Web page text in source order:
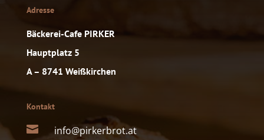
Adresse
Bäckerei-Cafe PIRKER
Hauptplatz 5
A – 8741 Weißkirchen
Kontakt
 info@pirkerbrot.at